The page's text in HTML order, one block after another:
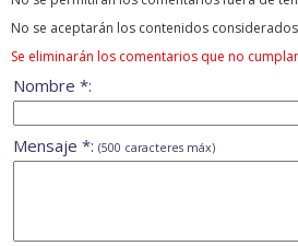
No se aceptarán los contenidos
Se eliminarán los comentarios que no
Nombre *:
Mensaje *: (500 caracteres máx)